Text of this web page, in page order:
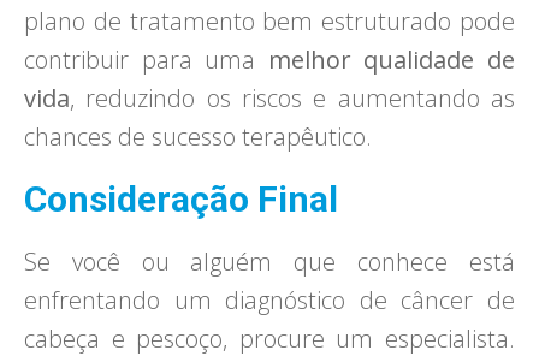
plano de tratamento bem estruturado pode
contribuir para uma melhor qualidade de
vida, reduzindo os riscos e aumentando as
chances de sucesso terapêutico.
Consideração Final
Se você ou alguém que conhece está
enfrentando um diagnóstico de câncer de
cabeça e pescoço, procure um especialista.